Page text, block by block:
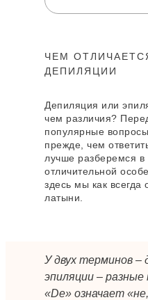
ЧЕМ
ДЕПИЛЯЦИИ
Депиляция или
чем различия?
популярные
прежде, чем
лучше разберемся в
отличительной
здесь мы как
латыни.
У двух терминов –
эпиляции –
«De» означает